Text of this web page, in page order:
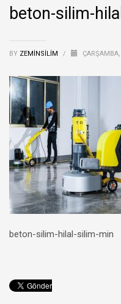
beton-silim-
BY ZEMINSILIM /
beton-silim-hilal-silim-min